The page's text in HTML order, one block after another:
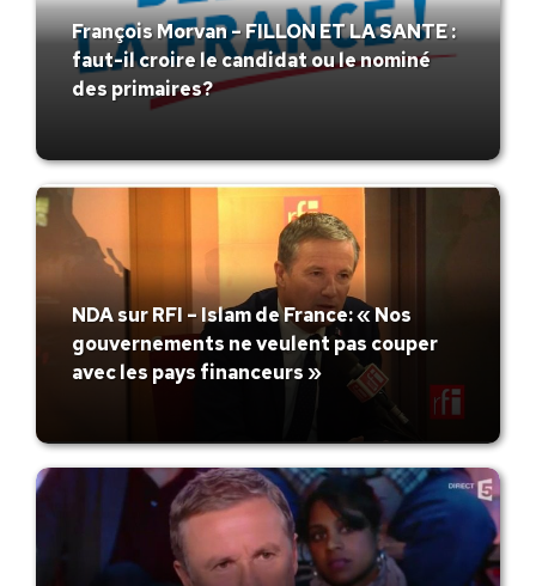
François Morvan – FILLON ET LA SANTE :
faut-il croire le candidat ou le nominé
des primaires?
NDA sur RFI – Islam de France: « Nos
gouvernements ne veulent pas couper
avec les pays financeurs »